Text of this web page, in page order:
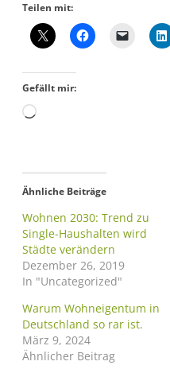
Teilen mit:
Gefällt mir:
Ähnliche Beiträge
Wohnen 2030: Trend zu
Single-Haushalten wird
Städte verändern
Dezember 26, 2019
In "Uncategorized"
Warum Wohneigentum in
Deutschland so rar ist.
März 9, 2024
Ähnlicher Beitrag